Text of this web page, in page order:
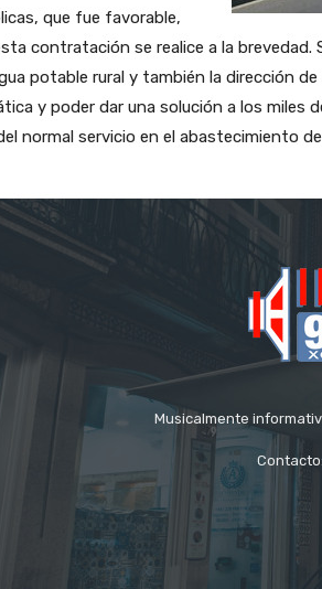
que fue favorable,
contratación se realice a la
potable rural y también la dirección
y poder dar una solución a los miles
normal servicio en el abastecimiento
Musicalmente
Contacto: